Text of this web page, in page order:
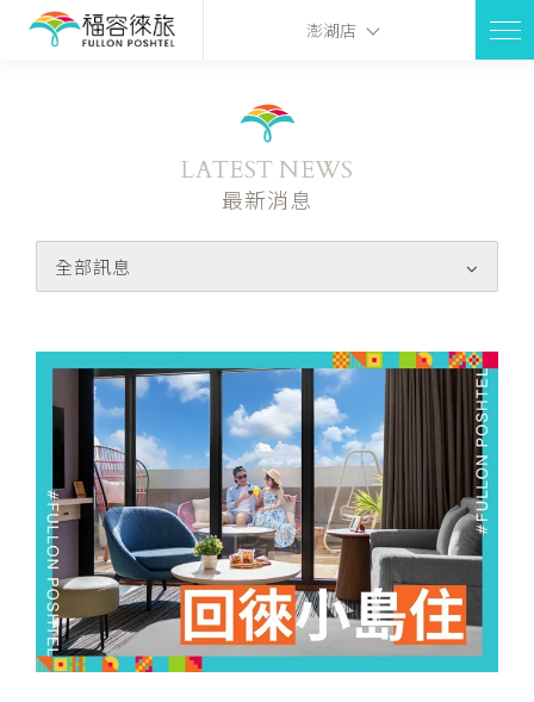
澎湖店
LATEST NEWS
最新消息
全部訊息